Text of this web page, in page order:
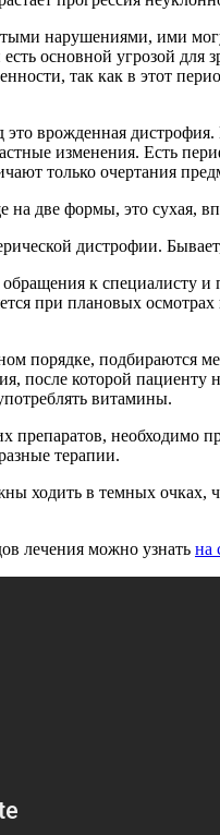
нарушениями, ими
основной угрозой
так как в этот
врожденная
изменения. Есть
только очертания
две формы, это сухая,
дистрофии.
к специалисту
при плановых
порядке, подбираются
после которой
витамины.
необходимо
терапии.
ходить в темных очках,
лечения можно узнать на